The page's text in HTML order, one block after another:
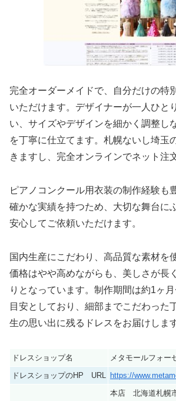
完全オーダーメイドで、自分だけの特
いただけます。デザイナーが一人ひと
い、サイズやデザインを細かく調整し
を丁寧に仕立てます。札幌ないし埼玉
きますし、完全オンラインでネット注
ピアノコンクール用衣装の制作経験も
確かな実績を持つため、大切な舞台に
安心してご依頼いただけます。
国内生産にこだわり、高品質な素材を
価格はやや高めながらも、美しさが長
りとなっています。制作期間は約1ヶ
目安としており、細部までこだわった
生の思い出に残るドレスをお届けします
ドレスショップ名
メタモールフォー
ドレスショップのHP URL
https://
本店 北海道札幌